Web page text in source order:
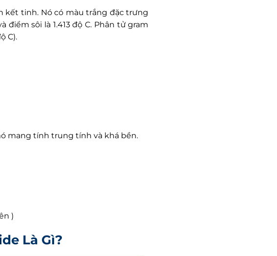
kết tinh. Nó có màu trắng đặc trưng
sôi là 1.413 độ C. Phân tử gram
C).
mang tính trung tính và khá bền.
)
Là Gì?